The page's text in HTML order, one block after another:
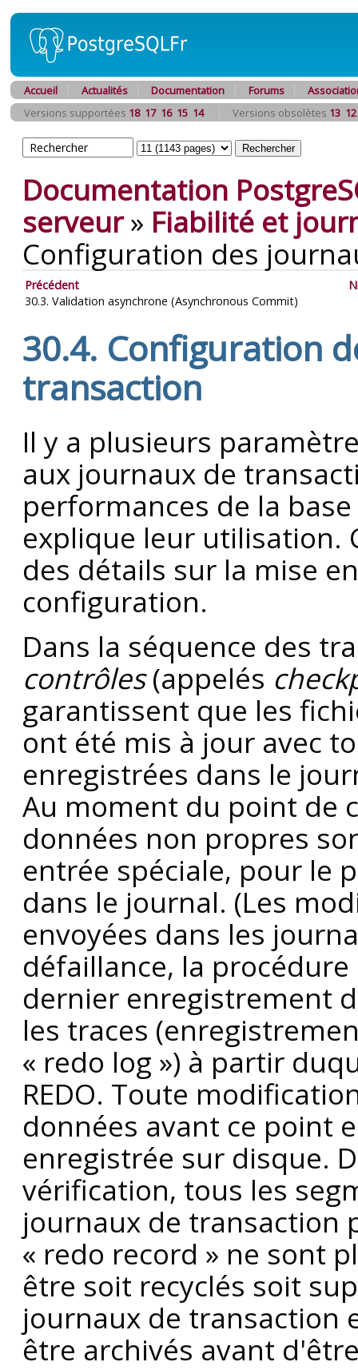
Accueil Actualités Documentation Forums
Versions supportées 18 17 16 15 14 Versions obsolètes 13 12
Documentation
serveur» Fiabilité et
Configuration des
Précédent
30.3. Validation asynchrone (Asynchronous Commit)
30.4. Configuration
transaction
Il y a plusieurs
aux journaux de
performances de la
explique leur utilisation.
des détails sur la mise
configuration.
Dans la séquence des
contrôles(appelés
garantissent que les
ont été mis à jour avec
enregistrées dans le
Au moment du point de
données non propres
entrée spéciale, pour le
dans le journal. (Les
envoyées dans les
défaillance, la
dernier enregistrement
les traces
« redo log ») à partir
REDO. Toute
données avant ce point
enregistrée sur disque.
vérification, tous les
journaux de transaction
« redo record » ne sont
être soit recyclés soit
journaux de transaction
être archivés avant